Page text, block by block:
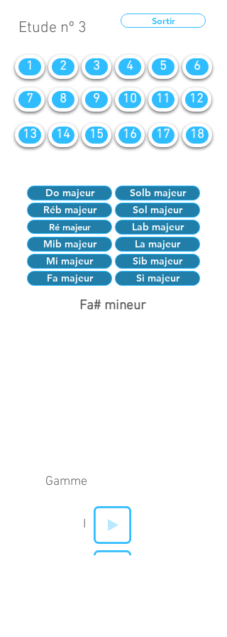
Etude nº 3 Sortir
1 2 3 4 5 6
7 8 9 10 11 12
13 14 15 16 17 18
Do majeur
Solb majeur
Réb majeur
Sol majeur
Ré majeur
Lab majeur
Mib majeur
La majeur
Mi majeur
Sib majeur
Fa majeur
Si majeur
Fa# mineur
Gamme
I